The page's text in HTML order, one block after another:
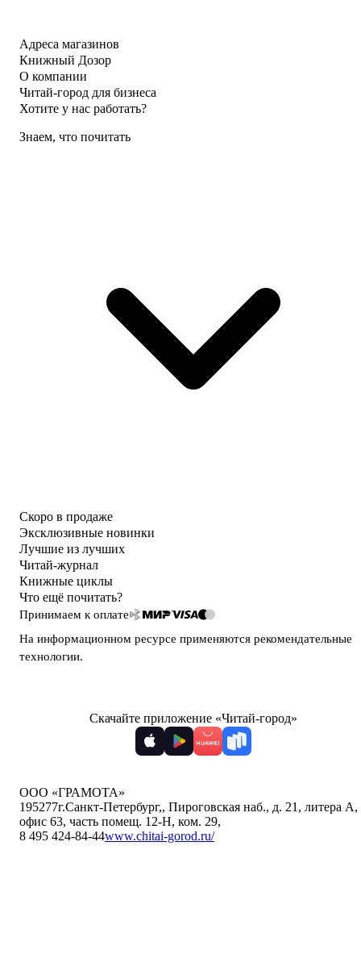
Адреса магазинов
Книжный Дозор
О компании
Читай-город для бизнеса
Хотите у нас работать?
Знаем, что почитать
Скоро в продаже
Эксклюзивные новинки
Лучшие из лучших
Читай-журнал
Книжные циклы
Что ещё почитать?
Принимаем к оплате
На информационном ресурсе применяются рекомендательные
технологии.
Скачайте приложение «Читай-город»
ООО «ГРАМОТА»
195277г.Санкт-Петербург,, Пироговская наб., д. 21, литера А,
офис 63, часть помещ. 12-Н, ком. 29,
8 495 424-84-44www.chitai-gorod.ru/